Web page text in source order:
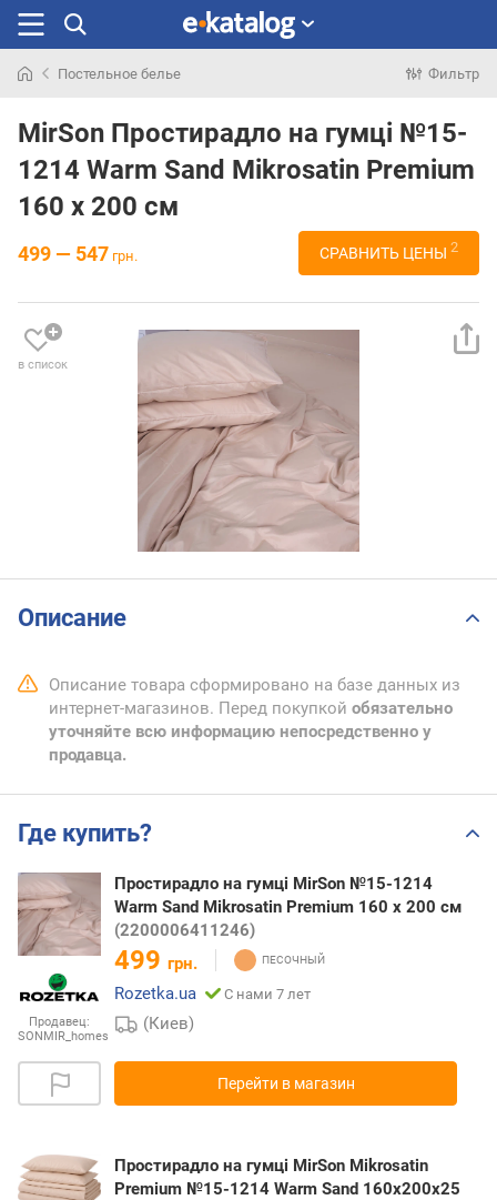
раньше
Постельное белье Фильтр
MirSon Простирадло на гумці №15-
1214 Warm Sand Mikrosatin Premium
160 х 200 см
499 — 547 грн. СРАВНИТЬ ЦЕНЫ 2
в список
Описание
Описание товара сформировано на базе данных из
интернет-магазинов. Перед покупкой обязательно
уточняйте всю информацию непосредственно у
продавца.
Где купить?
Продавец:
SONMIR_homes
Простирадло на гумці MirSon №15-1214
Warm Sand Mikrosatin Premium 160 х 200 см
(2200006411246)
499 грн.
Rozetka.ua
С нами 7 лет
(Киев)
Перейти в магазин
Простирадло на гумці MirSon Mikrosatin
Premium №15-1214 Warm Sand 160x200x25